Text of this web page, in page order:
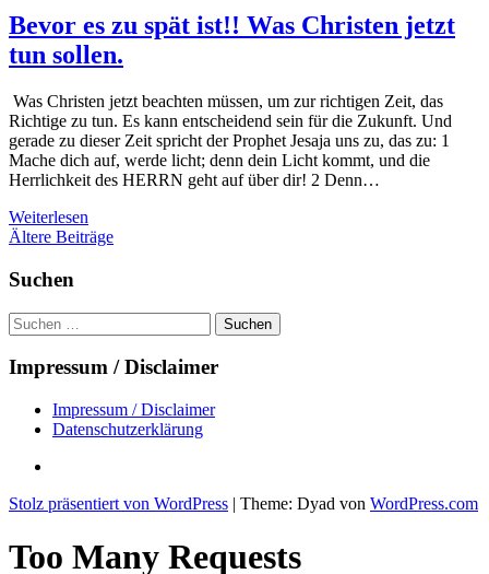
Bevor es zu spät ist!! Was Christen jetzt
tun sollen.
Was Christen jetzt beachten müssen, um zur richtigen Zeit, das
Richtige zu tun. Es kann entscheidend sein für die Zukunft. Und
gerade zu dieser Zeit spricht der Prophet Jesaja uns zu, das zu: 1
Mache dich auf, werde licht; denn dein Licht kommt, und die
Herrlichkeit des HERRN geht auf über dir! 2 Denn…
Weiterlesen
Beitragsnavigation
Ältere Beiträge
Suchen
Suchen
nach:
Impressum / Disclaimer
Impressum / Disclaimer
Datenschutzerklärung
Stolz präsentiert von WordPress | Theme: Dyad von WordPress.com
Too Many Requests